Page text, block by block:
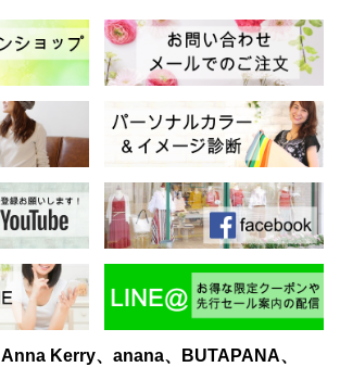
Anna Kerry、anana、BUTAPANA、